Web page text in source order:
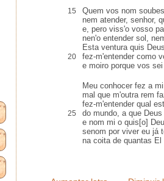
15
Quem vos nom
nem atender, senhor,
e, pero viss'o vosso
nen'o entender sol,
Esta ventura quis
20
fez-m'entender como
e moiro porque vos
Meu conhocer fez a
mal que m'outra rem
fez-m'entender qual
25
do mundo, a que
e nom mi o quis[o]
senom por viver eu já
na coita de quantas El